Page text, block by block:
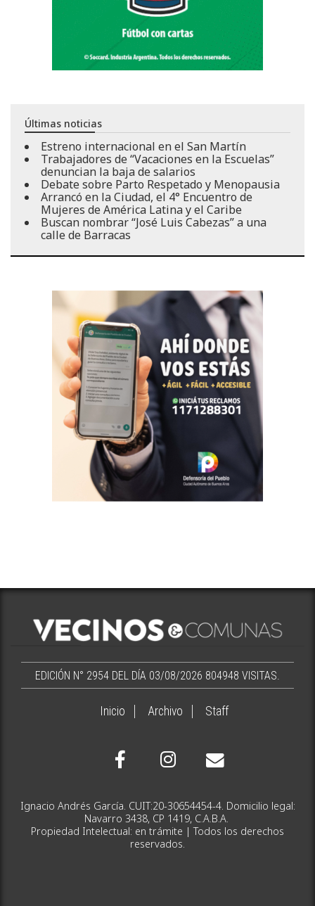
Últimas noticias
Estreno internacional en el San Martín
Trabajadores de “Vacaciones en la Escuelas”
denuncian la baja de salarios
Debate sobre Parto Respetado y Menopausia
Arrancó en la Ciudad, el 4° Encuentro de
Mujeres de América Latina y el Caribe
Buscan nombrar “José Luis Cabezas” a una
calle de Barracas
EDICIÓN N° 2954 DEL DÍA 03/08/2026 804948 VISITAS.
Inicio Archivo Staff
Ignacio Andrés García. CUIT:20-30654454-4. Domicilio legal:
Navarro 3438, CP 1419, C.A.B.A.
Propiedad Intelectual: en trámite | Todos los derechos
reservados.